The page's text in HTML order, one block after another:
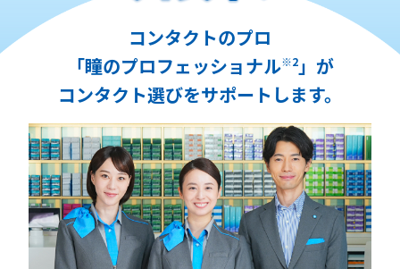
コンタクトのプロ
「瞳のプロフェッショナル※2」が
コンタクト選びをサポートします。